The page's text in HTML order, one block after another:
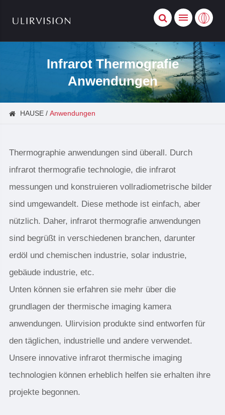
Infrarot Thermografie
Anwendungen
HAUSE Anwendungen
Thermographie anwendungen sind überall. Durch
infrarot thermografie technologie, die infrarot
messungen und konstruieren vollradiometrische bilder
sind umgewandelt. Diese methode ist einfach, aber
nützlich. Daher, infrarot thermografie anwendungen
sind begrüßt in verschiedenen branchen, darunter
erdöl und chemischen industrie, solar industrie,
gebäude industrie, etc.
Unten können sie erfahren sie mehr über die
grundlagen der thermische imaging kamera
anwendungen. Ulirvision produkte sind entworfen für
den täglichen, industrielle und andere verwendet.
Unsere innovative infrarot thermische imaging
technologien können erheblich helfen sie erhalten ihre
projekte begonnen.